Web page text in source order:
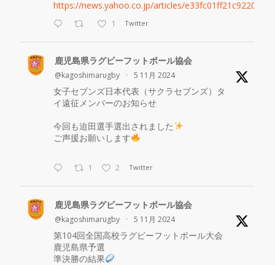
https://news.yahoo.co.jp/articles/
1 Twitter
鹿児島県ラグビーフットボール協会
@kagoshimarugby · 5 11月 2024
女子セブンズ日本代表（サクラセブンズ）タ
イ遠征メンバーのお知らせ
今回も迫田選手選出されました
ご声援お願いします
1 2 Twitter
鹿児島県ラグビーフットボール協会
@kagoshimarugby · 5 11月 2024
第104回全国高校ラグビーフットボール大会
鹿児島県予選
準決勝の結果